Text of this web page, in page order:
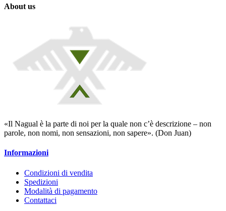
About us
«Il Nagual è la parte di noi per la quale non c’è descrizione – non
parole, non nomi, non sensazioni, non sapere». (Don Juan)
Informazioni
Condizioni di vendita
Spedizioni
Modalità di pagamento
Contattaci